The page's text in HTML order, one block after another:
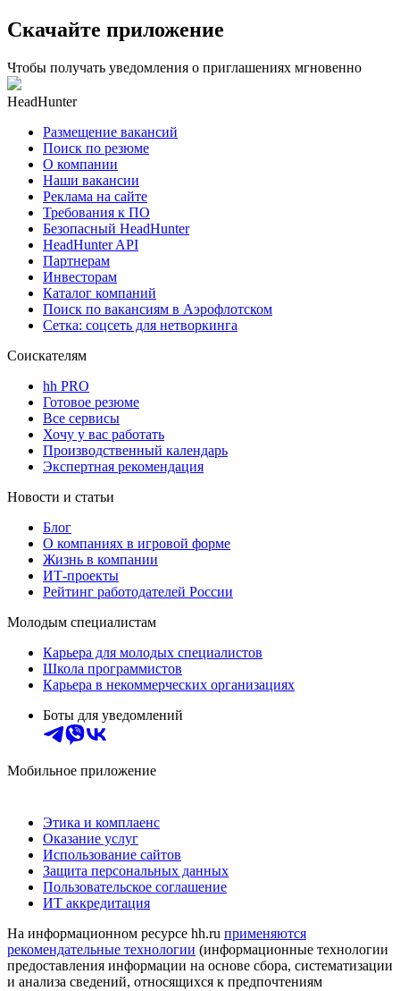
Скачайте приложение
Чтобы получать уведомления о приглашениях мгновенно
HeadHunter
Размещение вакансий
Поиск по резюме
О компании
Наши вакансии
Реклама на сайте
Требования к ПО
Безопасный HeadHunter
HeadHunter API
Партнерам
Инвесторам
Каталог компаний
Поиск по вакансиям в Аэрофлотском
Сетка: соцсеть для нетворкинга
Соискателям
hh PRO
Готовое резюме
Все сервисы
Хочу у вас работать
Производственный календарь
Экспертная рекомендация
Новости и статьи
Блог
О компаниях в игровой форме
Жизнь в компании
ИТ-проекты
Рейтинг работодателей России
Молодым специалистам
Карьера для молодых специалистов
Школа программистов
Карьера в некоммерческих организациях
Боты для уведомлений
Мобильное приложение
Этика и комплаенс
Оказание услуг
Использование сайтов
Защита персональных данных
Пользовательское соглашение
ИТ аккредитация
На информационном ресурсе hh.ru применяются
рекомендательные технологии (информационные технологии
предоставления информации на основе сбора, систематизации
и анализа сведений, относящихся к предпочтениям